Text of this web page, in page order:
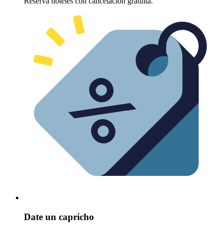
Date un capricho